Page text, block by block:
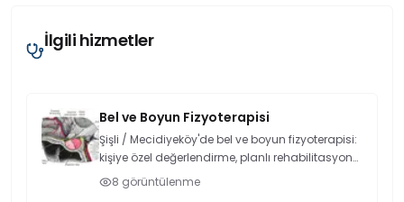
İlgili hizmetler
Bel ve Boyun Fizyoterapisi
Şişli / Mecidiyeköy'de bel ve boyun fizyoterapisi:
kişiye özel değerlendirme, planlı rehabilitasyon
ve ev programı. Ahmet Yıldırım Mecidiyeköy
kliniğinden randevu alın.
8 görüntülenme